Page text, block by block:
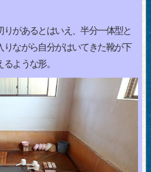
があるとはいえ、半分一体型と
りながら自分がはいてきた靴が下
ような形。